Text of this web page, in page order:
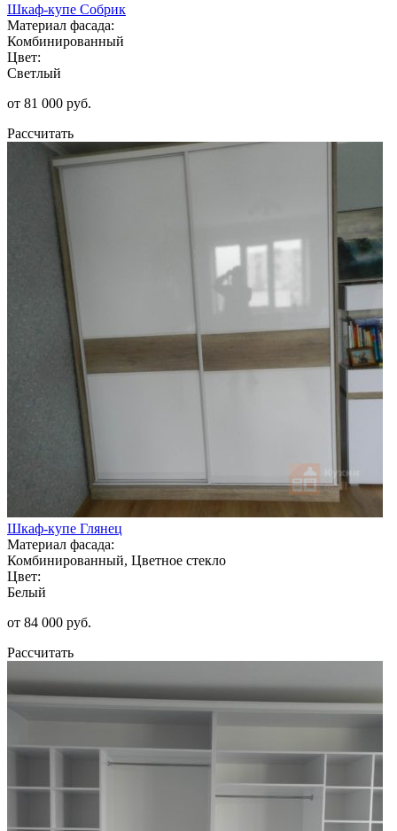
Шкаф-купе Собрик
Материал фасада:
Комбинированный
Цвет:
Светлый
от 81 000 руб.
Рассчитать
Шкаф-купе Глянец
Материал фасада:
Комбинированный, Цветное стекло
Цвет:
Белый
от 84 000 руб.
Рассчитать